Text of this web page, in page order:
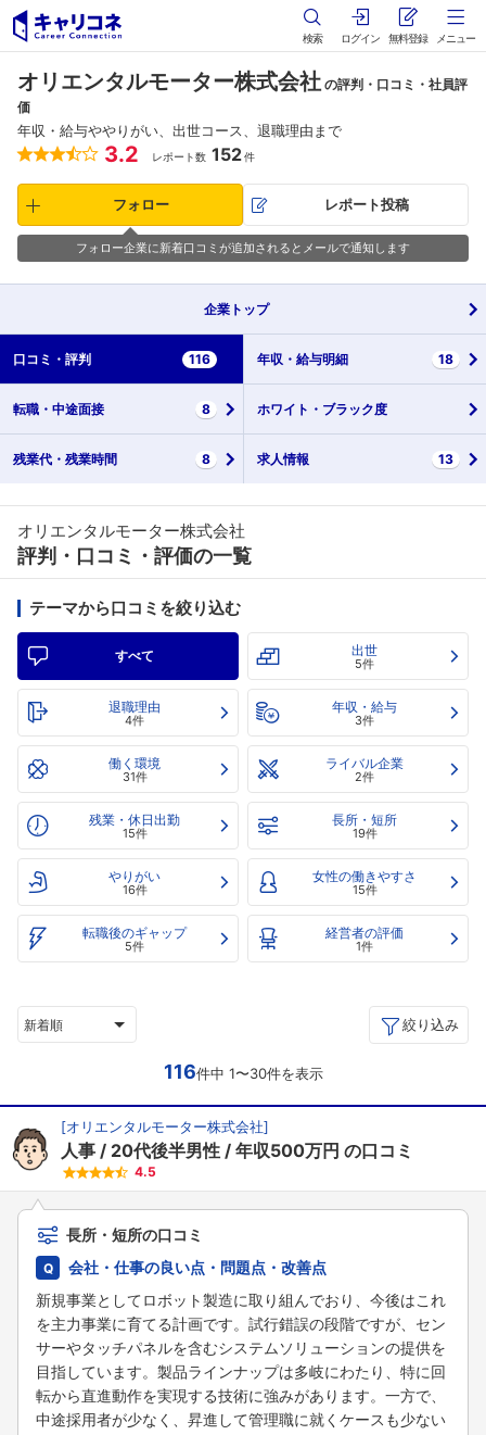
検索 ログイン 無料登録 メニュー
オリエンタルモーター株式会社 の評判・口コミ・社員評
価
年収・給与ややりがい、出世コース、退職理由まで
3.2 レポート数 152件
フォロー レポート投稿
フォロー企業に新着口コミが追加されるとメールで通知します
企業 トップ
口コミ・ 評判 116 年収・ 給与明細 18
転職・ 中途面接 8 ホワイト・ ブラック度
残業代・ 残業時間 8 求人情報 13
オリエンタルモーター株式会社
評判・口コミ・評価の一覧
テーマから口コミを絞り込む
すべて 出世
5件
退職理由
4件
年収・給与
3件
働く環境
31件
ライバル企業
2件
残業・休日出勤
15件
長所・短所
19件
やりがい
16件
女性の働きやすさ
15件
転職後のギャップ
5件
経営者の評価
1件
新着順 絞り込み
116件中 1〜30件を表示
[オリエンタルモーター株式会社]
人事 20代後半男性 年収500万円 の口コミ
4.5
長所・短所の口コミ
会社・仕事の良い点・問題点・改善点
新規事業としてロボット製造に取り組んでおり、今後はこれ
を主力事業に育てる計画です。試行錯誤の段階ですが、セン
サーやタッチパネルを含むシステムソリューションの提供を
目指しています。製品ラインナップは多岐にわたり、特に回
転から直進動作を実現する技術に強みがあります。一方で、
中途採用者が少なく、昇進して管理職に就くケースも少ない